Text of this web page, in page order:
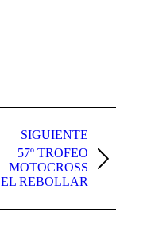
SIGUIENTE
Publicación
siguiente:
57º TROFEO
MOTOCROSS
EL REBOLLAR